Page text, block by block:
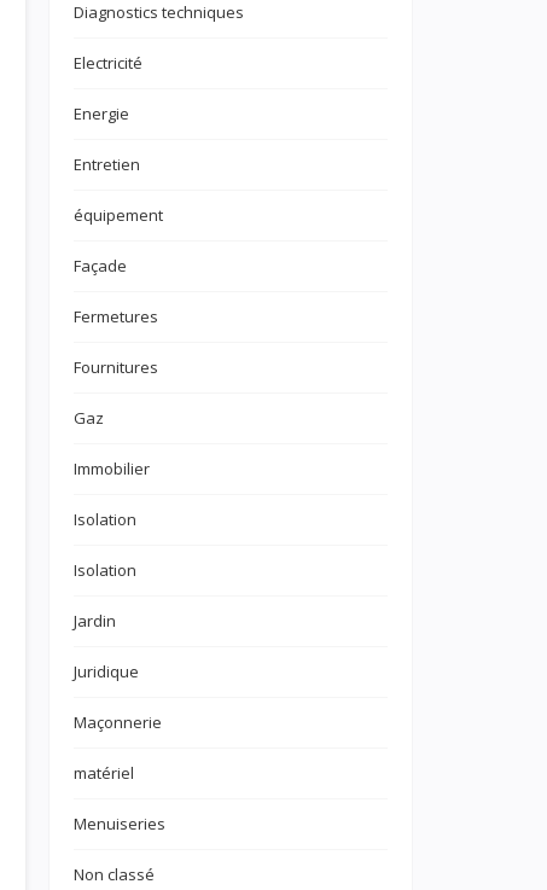
Diagnostics techniques
Electricité
Energie
Entretien
équipement
Façade
Fermetures
Fournitures
Gaz
Immobilier
Isolation
Isolation
Jardin
Juridique
Maçonnerie
matériel
Menuiseries
Non classé